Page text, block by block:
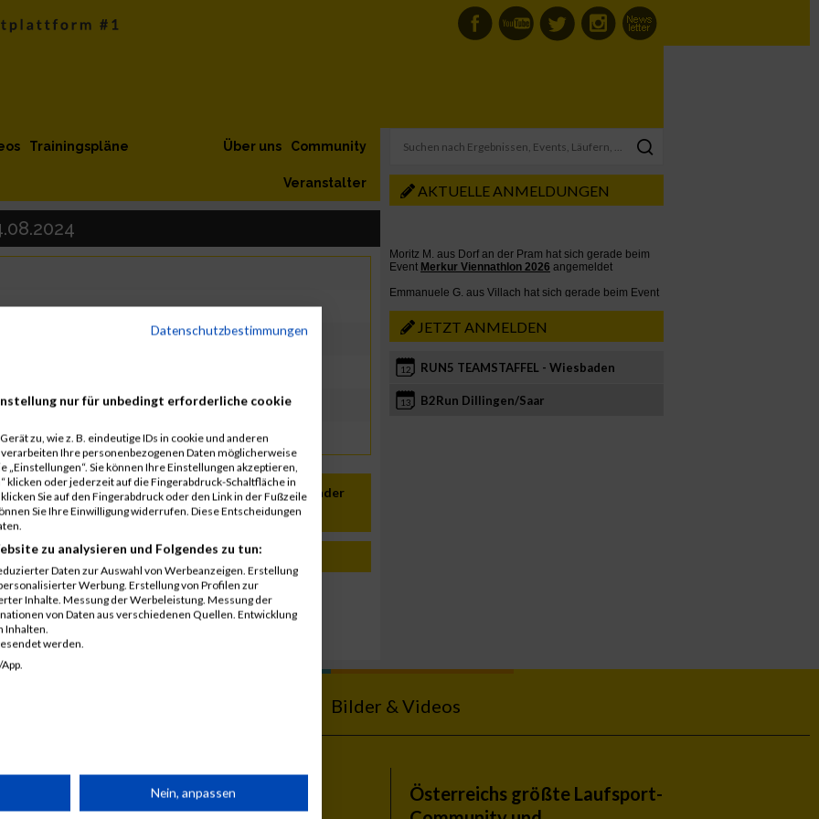
Trainingspläne Community
Über uns
Veranstalter
In meinen Kalender
übernehmen
Run
AKTUELLE ANMELDUNGEN
JETZT ANMELDEN
12 RUN5 TEAMSTAFFEL - Wiesbaden
13 B2Run Dillingen/Saar
Bilder & Videos
Themen
Österreichs größte Laufsport-
Datenschutzbestimmungen
nur für unbedingt erforderliche cookie
zu, wie z. B. eindeutige IDs in cookie und anderen
Ihre personenbezogenen Daten möglicherweise
Sie können Ihre Einstellungen akzeptieren,
klicken oder jederzeit auf die Fingerabdruck-Schaltfläche in
Sie auf den Fingerabdruck oder den Link in der Fußzeile
Sie Ihre Einwilligung widerrufen. Diese Entscheidungen
zu analysieren und Folgendes zu tun:
Daten zur Auswahl von Werbeanzeigen. Erstellung
Werbung. Erstellung von Profilen zur
Inhalte. Messung der Werbeleistung. Messung der
von Daten aus verschiedenen Quellen. Entwicklung
Inhalten.
werden.
Nein, anpassen